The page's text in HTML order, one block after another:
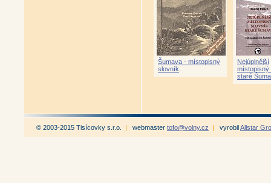
Šumava - místopisný
slovník
Nejúplnější
místopisný
staré
© 2003-2015 Tisícovky s.r.o. | webmaster tofo@volny.cz | vyrobilAllstar